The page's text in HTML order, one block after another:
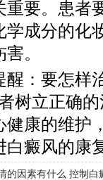
要。患者
成分的化
。
：要怎样
树立正确
康的维护
白癜风的康
的因素有什么 控制白